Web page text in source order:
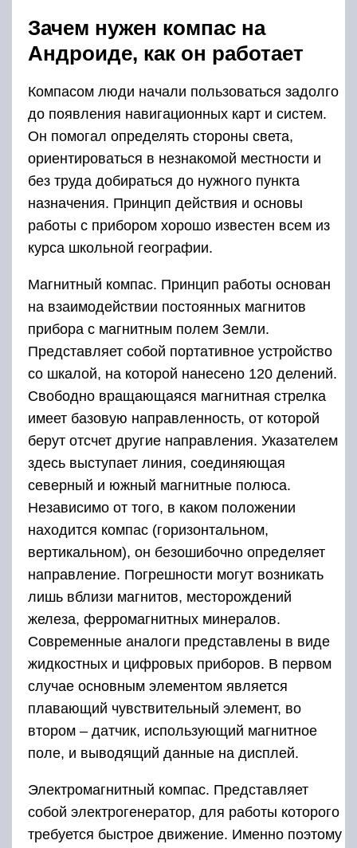
Зачем нужен компас на
Андроиде, как он работает
Компасом люди начали пользоваться задолго
до появления навигационных карт и систем.
Он помогал определять стороны света,
ориентироваться в незнакомой местности и
без труда добираться до нужного пункта
назначения. Принцип действия и основы
работы с прибором хорошо известен всем из
курса школьной географии.
Магнитный компас. Принцип работы основан
на взаимодействии постоянных магнитов
прибора с магнитным полем Земли.
Представляет собой портативное устройство
со шкалой, на которой нанесено 120 делений.
Свободно вращающаяся магнитная стрелка
имеет базовую направленность, от которой
берут отсчет другие направления. Указателем
здесь выступает линия, соединяющая
северный и южный магнитные полюса.
Независимо от того, в каком положении
находится компас (горизонтальном,
вертикальном), он безошибочно определяет
направление. Погрешности могут возникать
лишь вблизи магнитов, месторождений
железа, ферромагнитных минералов.
Современные аналоги представлены в виде
жидкостных и цифровых приборов. В первом
случае основным элементом является
плавающий чувствительный элемент, во
втором – датчик, использующий магнитное
поле, и выводящий данные на дисплей.
Электромагнитный компас. Представляет
собой электрогенератор, для работы которого
требуется быстрое движение. Именно поэтому